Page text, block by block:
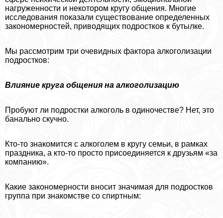
нагруженности и некотором кругу общения. Многие
исследования показали существование определенных
закономерностей, приводящих подростков к бутылке.
Мы рассмотрим три очевидных фактора алкоголизации
подростков:
Влияние круга общения на алкоголизацию
Пробуют ли подростки алкоголь в одиночестве? Нет, это
бaнaльно скучно.
Кто-то знакомится с алкоголем в кругу семьи, в рамках
праздника, а кто-то просто присоединяется к друзьям «за
компанию».
Какие закономерности вносит значимая для подростков
группа при знакомстве со спиртным: